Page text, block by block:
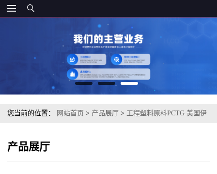
您当前的位置： 网站首页 > 产品展厅 > 工程塑料原料PCTG 美国伊
产品展厅